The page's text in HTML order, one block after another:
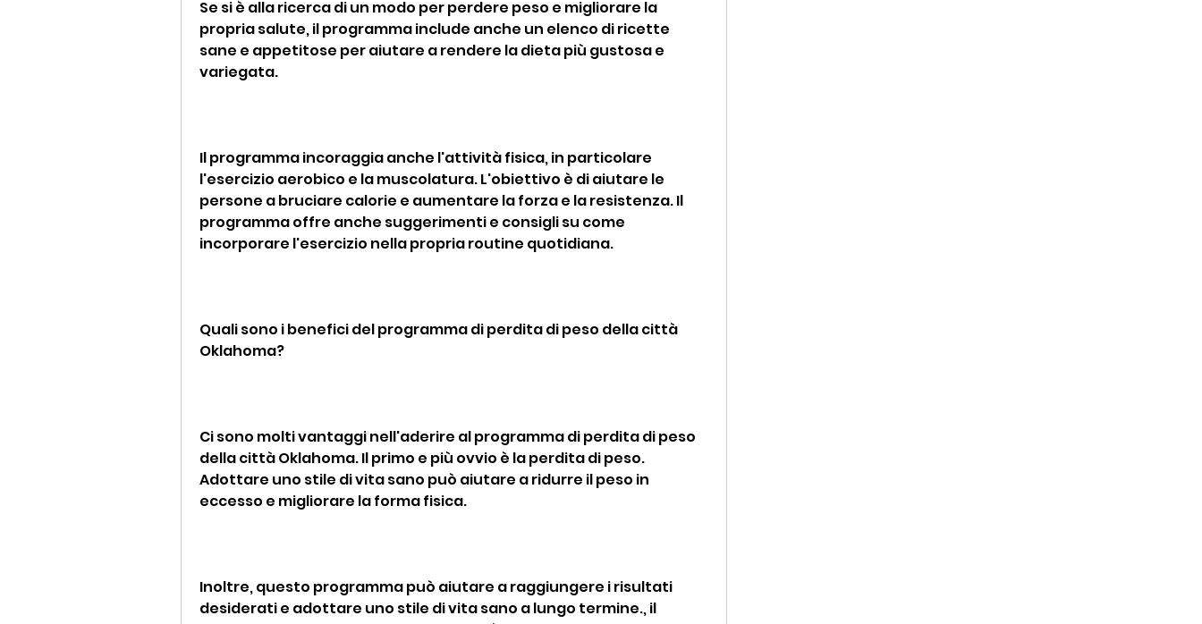
Se si è alla ricerca di un modo per perdere peso e migliorare la
propria salute, il programma include anche un elenco di ricette
sane e appetitose per aiutare a rendere la dieta più gustosa e
variegata.
Il programma incoraggia anche l'attività fisica, in particolare
l'esercizio aerobico e la muscolatura. L'obiettivo è di aiutare le
persone a bruciare calorie e aumentare la forza e la resistenza. Il
programma offre anche suggerimenti e consigli su come
incorporare l'esercizio nella propria routine quotidiana.
Quali sono i benefici del programma di perdita di peso della città
Oklahoma?
Ci sono molti vantaggi nell'aderire al programma di perdita di peso
della città Oklahoma. Il primo e più ovvio è la perdita di peso.
Adottare uno stile di vita sano può aiutare a ridurre il peso in
eccesso e migliorare la forma fisica.
Inoltre, questo programma può aiutare a raggiungere i risultati
desiderati e adottare uno stile di vita sano a lungo termine., il